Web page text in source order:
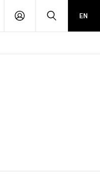
PŘIHLÁSIT HLEDATEN